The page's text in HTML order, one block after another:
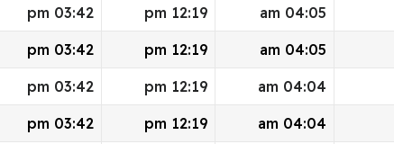
04:05 am
12:19 pm
03:42 pm
04:05 am
12:19 pm
03:42 pm
04:04 am
12:19 pm
03:42 pm
04:04 am
12:19 pm
03:42 pm